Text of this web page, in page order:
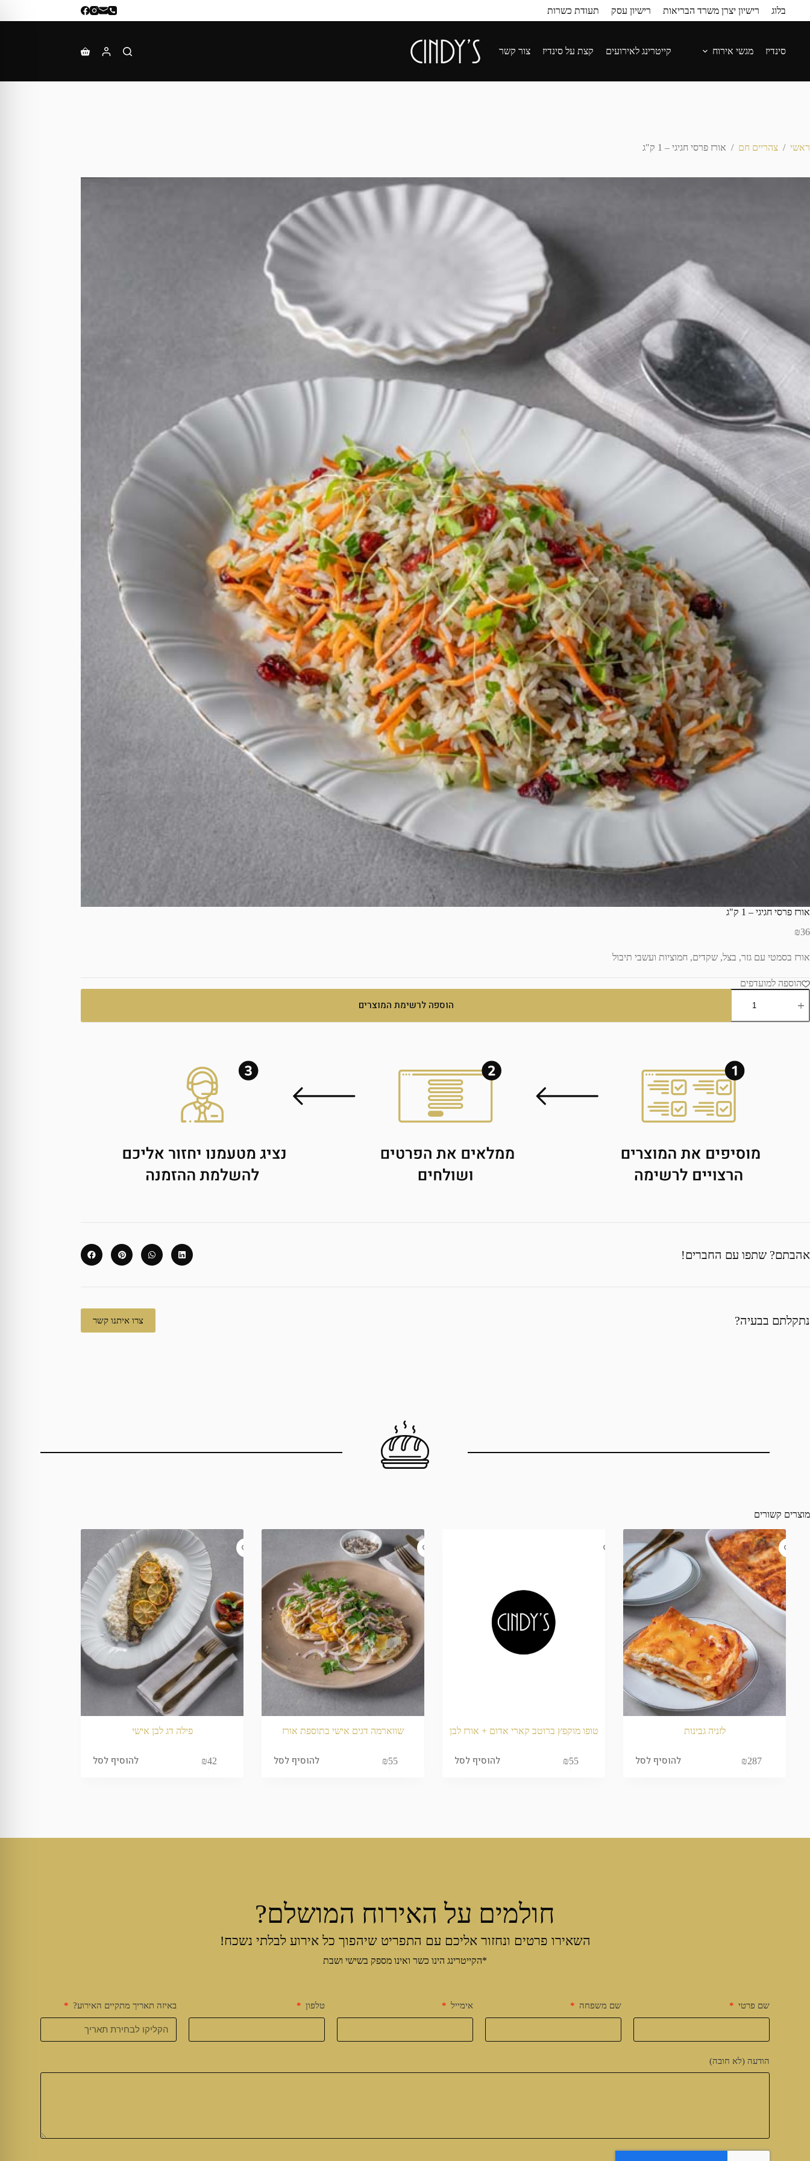
בלוג רישיון יצרן משרד הבריאות רישיון עסק תעודת כשרות
סינדיז מגשי אירוח קייטרינג לאירועים קצת על סינדיז צור קשר
ראשי / צהריים חם / אורז פרסי חגיגי – 1 ק"ג
אורז פרסי חגיגי – 1 ק"ג
₪36
אורז בסמטי עם גזר, בצל, שקדים, חמוציות ועשבי תיבול
הוספה למועדפים
הוספה לרשימת המוצרים
אהבתם? שתפו עם החברים!
נתקלתם בבעיה? צרו איתנו קשר
מוצרים קשורים
לזניה גבינות
₪287 להוסיף לסל
טופו מוקפץ ברוטב קארי אדום + אורז לבן
₪55 להוסיף לסל
שווארמה דגים אישי בתוספת אורז
₪55 להוסיף לסל
פילה דג לבן אישי
₪42 להוסיף לסל
חולמים על האירוח המושלם?
השאירו פרטים ונחזור אליכם עם התפריט שיהפוך כל אירוע לבלתי נשכח!
*הקייטרינג הינו כשר ואינו מספק בשישי ושבת
שם פרטי שם משפחה אימייל טלפון באיזה תאריך מתקיים האירוע?
הודעה (לא חובה)